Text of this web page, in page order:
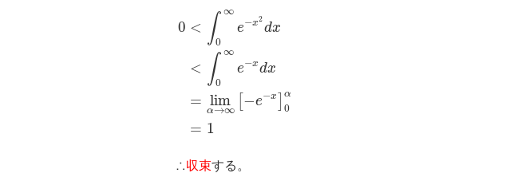
<e^{-
x}
0 < ∫ ∞
0
e−x2
dx
< ∫ ∞
0
e−xdx
= lim
α→∞
−e−x α
0
= 1
∞e−
∴収束する。